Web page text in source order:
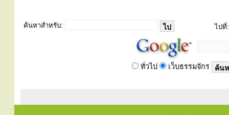
ค้นหาสำหรับ: ไปที่:
ทั่วไป เว็บธรรมจักร